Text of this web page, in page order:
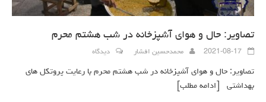
تصاویر: حال و هوای آشپزخانه در شب هشتم محرم
2021-08-17 محمدحسین افشار دیدگاه
تصاویر: حال و هوای آشپزخانه در شب هشتم محرم با رعایت پروتکل های
بهداشتی
[ادامه مطلب]